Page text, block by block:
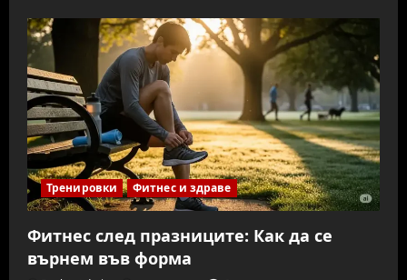
Тренировки Фитнес и здраве
Фитнес след празниците: Как да се
върнем във форма